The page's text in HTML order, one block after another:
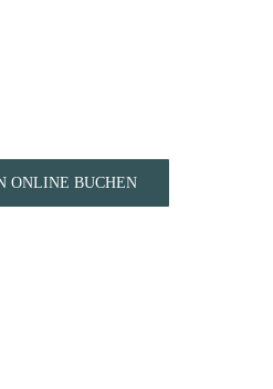
ONLINE BUCHEN